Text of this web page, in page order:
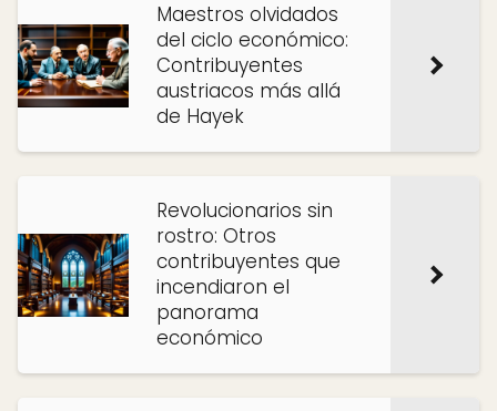
Maestros olvidados
del ciclo económico:
Contribuyentes
austriacos más allá
de Hayek
Revolucionarios sin
rostro: Otros
contribuyentes que
incendiaron el
panorama
económico